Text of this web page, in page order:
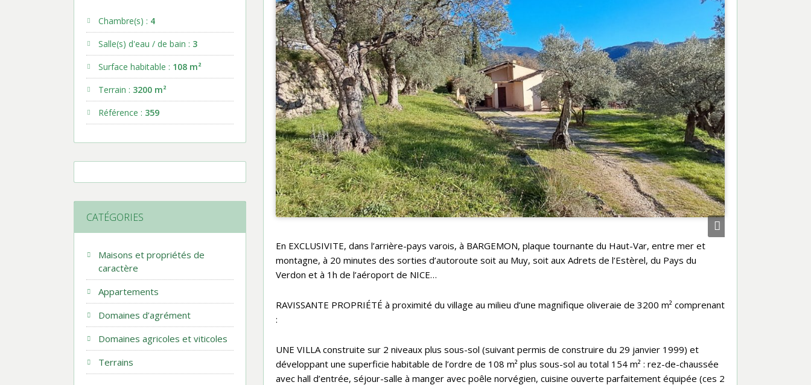
En EXCLUSIVITE, dans l’arrière-pays varois, à BARGEMON, plaque tournante du Haut-Var, entre mer et
montagne, à 20 minutes des sorties d’autoroute soit au Muy, soit aux Adrets de l’Estèrel, du Pays du
Verdon et à 1h de l’aéroport de NICE…
RAVISSANTE PROPRIÉTÉ à proximité du village au milieu d’une magnifique oliveraie de 3200 m² comprenant
:
UNE VILLA construite sur 2 niveaux plus sous-sol (suivant permis de construire du 29 janvier 1999) et
développant une superficie habitable de l’ordre de 108 m² plus sous-sol au total 154 m² : rez-de-chaussée
avec hall d’entrée, séjour-salle à manger avec poêle norvégien, cuisine ouverte parfaitement équipée (ces 2
Chambre(s) : 4
Salle(s) d'eau / de bain : 3
Surface habitable : 108 m²
Terrain : 3200 m²
Référence : 359
CATÉGORIES
Maisons et propriétés de
caractère
Appartements
Domaines d’agrément
Domaines agricoles et viticoles
Terrains